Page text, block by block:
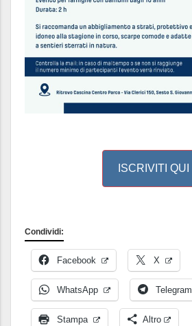
ISCRIVITI QUI
Condividi:
Facebook X
WhatsApp Telegram
Stampa Altro